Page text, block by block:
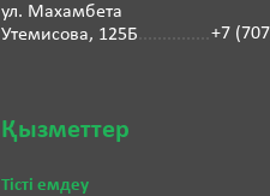
Қызметтер
Тісті емдеу
ул. Махамбета
Утемисова, 125Б
+7